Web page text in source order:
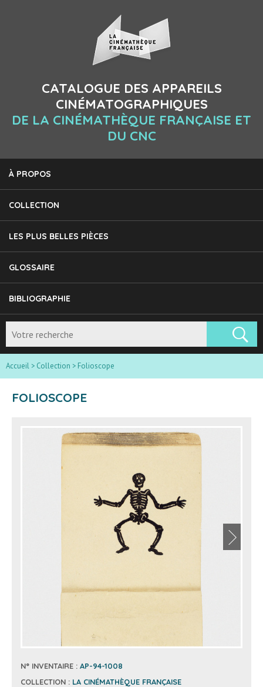
CATALOGUE DES APPAREILS
CINÉMATOGRAPHIQUES
DE LA CINÉMATHÈQUE FRANÇAISE ET
DU CNC
À PROPOS
COLLECTION
LES PLUS BELLES PIÈCES
GLOSSAIRE
BIBLIOGRAPHIE
Accueil > Collection > Folioscope
FOLIOSCOPE
N° INVENTAIRE : AP-94-1008
COLLECTION : LA CINÉMATHÈQUE FRANÇAISE